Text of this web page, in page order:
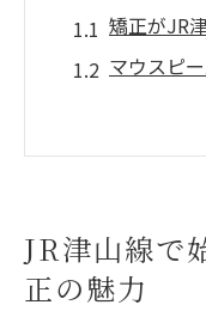
矯正がJR
マウスピ
徴
JR津山線
JR津山線で
正の魅力